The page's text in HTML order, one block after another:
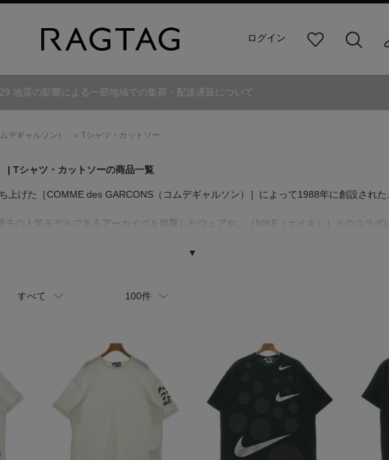
ログイン
り
ダ
地震の影響による一部地域での集荷・配送遅延について
デギャルソン） Tシャツ・カットソー
| Tシャツ・カットソーの商品一覧
上げた［COMME des GARCONS（コムデギャルソン）］によって1988年に創設された
去の人気モデルであるアーカイヴを踏襲したウェアや、［NIKE（ナイキ）］とのコラボ
▼
すべて 100件